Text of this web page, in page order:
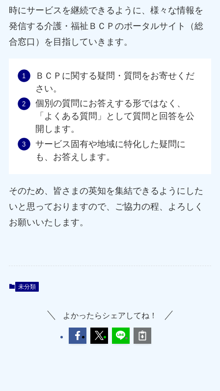
時にサービスを継続できるように、様々な情報を
発信する介護・福祉ＢＣＰのポータルサイト（総
合窓口）を目指していきます。
ＢＣＰに関する疑問・質問をお寄せくだ
さい。
個別の質問にお答えする形ではなく、
「よくある質問」として質問と回答を公
開します。
サービス固有や地域に特化した疑問に
も、お答えします。
そのため、皆さまの英知を集結できるようにした
いと思っておりますので、ご協力の程、よろしく
お願いいたします。
未分類
よかったらシェアしてね！